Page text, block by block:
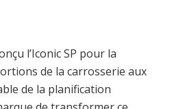
l’Iconic SP pour la
de la carrosserie aux
de la planification